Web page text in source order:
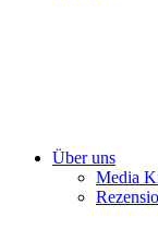
Über uns
Media